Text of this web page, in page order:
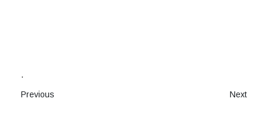
.
Next
Previous